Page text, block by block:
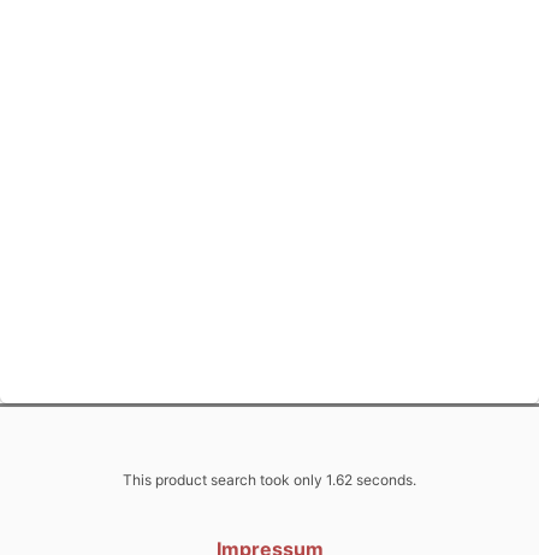
This product search took only 1.62 seconds.
Impressum